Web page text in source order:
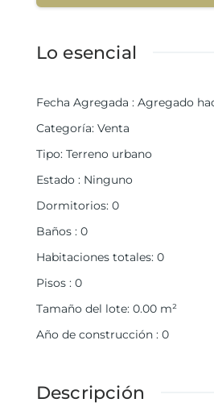
Lo esencial
Fecha Agregada : Agregado
Categoría: Venta
Tipo: Terreno urbano
Estado : Ninguno
Dormitorios: 0
Baños : 0
Habitaciones totales: 0
Pisos : 0
Tamaño del lote: 0.00 m²
Año de construcción : 0
Descripción